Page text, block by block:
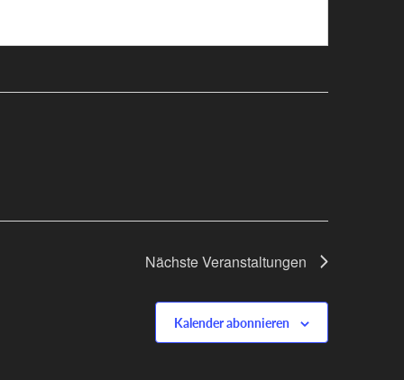
NächsteVeranstaltungen
Kalender abonnieren